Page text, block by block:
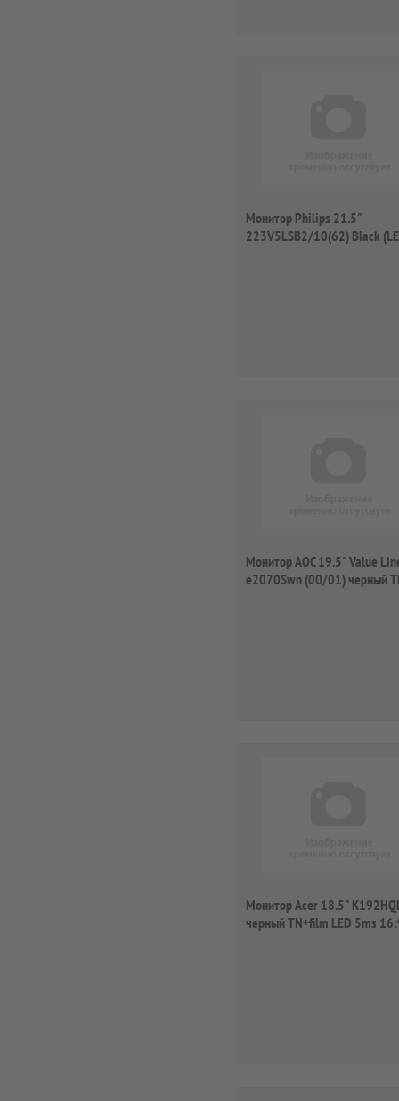
Монитор Philips 21.5"
223V5LSB2/10(62) Black
Монитор AOC 19.5" Value
e2070Swn (00/01) черный
Монитор Acer 18.5"
черный TN+film LED 5ms